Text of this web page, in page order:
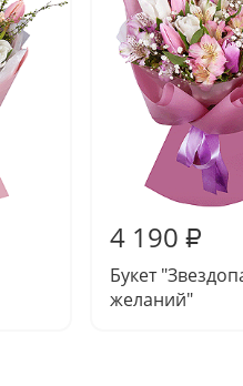
4 190 ₽
Букет
желаний"